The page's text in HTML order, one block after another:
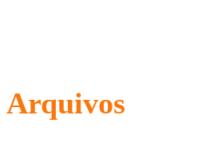
Arquivos